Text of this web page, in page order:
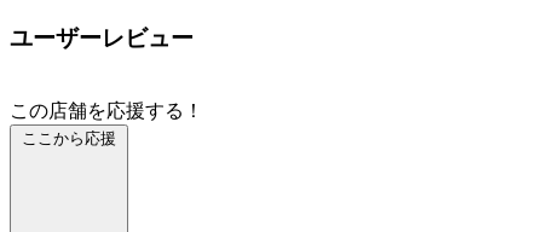
ユーザーレビュー
この店舗を応援する！
ここから応援